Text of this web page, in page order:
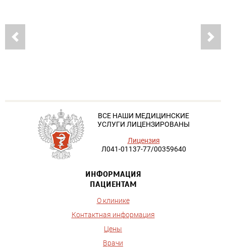
ВСЕ НАШИ МЕДИЦИНСКИЕ
УСЛУГИ ЛИЦЕНЗИРОВАНЫ
Лицензия
Л041-01137-77/00359640
ИНФОРМАЦИЯ
ПАЦИЕНТАМ
О клинике
Контактная информация
Цены
Врачи